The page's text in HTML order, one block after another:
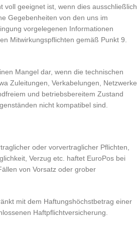
voll geeignet ist, wenn dies ausschließlich
Gegebenheiten von den uns im
vorgelegenen Informationen
Mitwirkungspflichten gemäß Punkt 9.
Mangel dar, wenn die technischen
Zuleitungen, Verkabelungen, Netzwerke
und betriebsbereitem Zustand
nicht kompatibel sind.
oder vorvertraglicher Pflichten,
Verzug etc. haftet EuroPos bei
von Vorsatz oder grober
mit dem Haftungshöchstbetrag einer
Haftpflichtversicherung.